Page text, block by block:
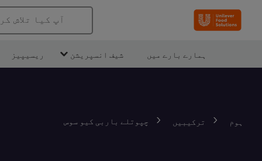
آپ کیا تلاش
ہمارے بارے میں شیف انسپریشن ریسیپیز
ہوم ترکیبیں چپوتلے باربی کیو سوس